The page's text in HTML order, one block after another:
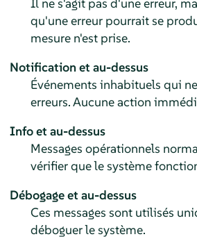
Il ne s'agit pas d'une erreur,
qu'une erreur pourrait se
mesure n'est prise.
Notification et au-dessus
Événements inhabituels qui
erreurs. Aucune action
Info et au-dessus
Messages opérationnels
vérifier que le système
Débogage et au-dessus
Ces messages sont utilisés
déboguer le système.